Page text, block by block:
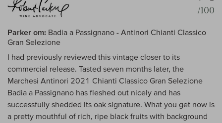
/100
Parker om: Badia a Passignano - Antinori Chianti Classico
Gran Selezione
I had previously reviewed this vintage closer to its
commercial release. Tasted seven months later, the
Marchesi Antinori 2021 Chianti Classico Gran Selezione
Badia a Passignano has fleshed out nicely and has
successfully shedded its oak signature. What you get now is
a pretty mouthful of rich, ripe black fruits with background